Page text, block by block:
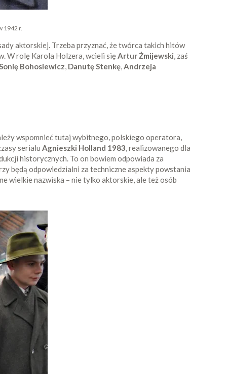
1942 r.
aktorskiej. Trzeba przyznać, że twórca takich hitów
W rolę Karola Holzera, wcieli sięArtur Żmijewski, zaś
Bohosiewicz, Danutę Stenkę,Andrzeja
wspomnieć tutaj wybitnego, polskiego operatora,
serialu Agnieszki Holland 1983, realizowanego dla
historycznych. To on bowiem odpowiada za
będą odpowiedzialni za techniczne aspekty powstania
wielkie nazwiska – nie tylko aktorskie, ale też osób